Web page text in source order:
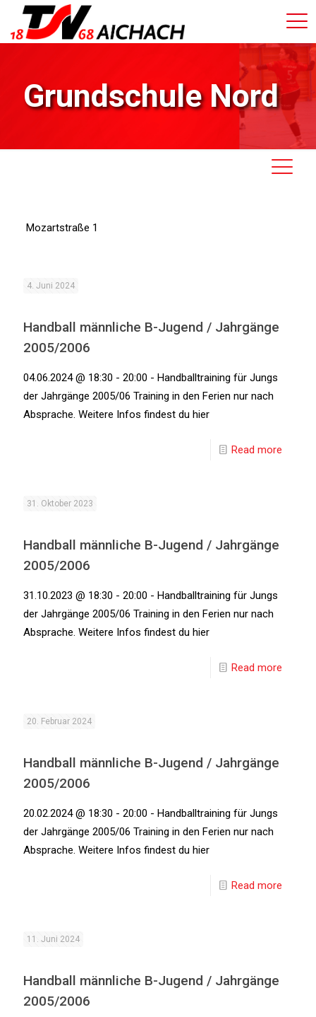
Grundschule Nord
Mozartstraße 1
4. Juni 2024
Handball männliche B-Jugend / Jahrgänge
2005/2006
04.06.2024 @ 18:30 - 20:00 - Handballtraining für Jungs
der Jahrgänge 2005/06 Training in den Ferien nur nach
Absprache. Weitere Infos findest du hier
Read more
31. Oktober 2023
Handball männliche B-Jugend / Jahrgänge
2005/2006
31.10.2023 @ 18:30 - 20:00 - Handballtraining für Jungs
der Jahrgänge 2005/06 Training in den Ferien nur nach
Absprache. Weitere Infos findest du hier
Read more
20. Februar 2024
Handball männliche B-Jugend / Jahrgänge
2005/2006
20.02.2024 @ 18:30 - 20:00 - Handballtraining für Jungs
der Jahrgänge 2005/06 Training in den Ferien nur nach
Absprache. Weitere Infos findest du hier
Read more
11. Juni 2024
Handball männliche B-Jugend / Jahrgänge
2005/2006